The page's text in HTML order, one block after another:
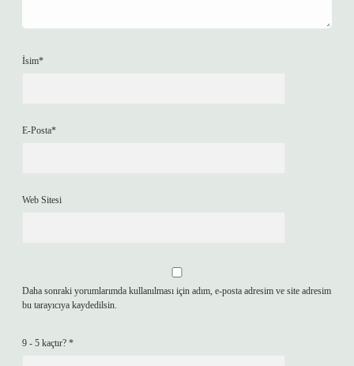
İsim*
E-Posta*
Web Sitesi
Daha sonraki yorumlarımda kullanılması için adım, e-posta adresim ve site adresim
bu tarayıcıya kaydedilsin.
9 - 5 kaçtır? *